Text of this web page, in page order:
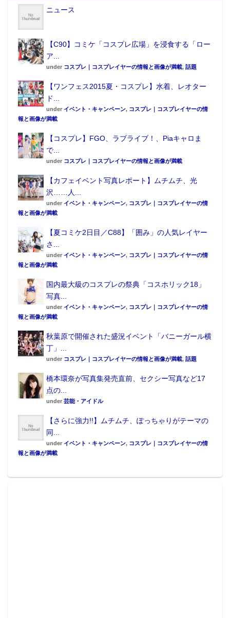
ニュース
【C90】コミケ「コスプレ広場」を浸食する「ロー
ア...
under コスプレ｜コスプレイヤーの情報と画像が満載, 話題
【ワンフェス2015夏・コスプレ】水着、レオター
ド...
under イベント・キャンペーン, コスプレ｜コスプレイヤーの情
報と画像が満載
【コスプレ】FGO、ラブライブ！、Piaキャロま
で...
under コスプレ｜コスプレイヤーの情報と画像が満載
【カフェイベント写真レポート】ムチムチ、光
沢……人...
under イベント・キャンペーン, コスプレ｜コスプレイヤーの情
報と画像が満載
【夏コミケ2日目／C88】「囲み」の人気レイヤー
さ...
under イベント・キャンペーン, コスプレ｜コスプレイヤーの情
報と画像が満載
国内最大級のコスプレの祭典「コスホリック18」
写真...
under イベント・キャンペーン, コスプレ｜コスプレイヤーの情
報と画像が満載
秋葉原で開催された盛況イベント「バニーガール横
丁」...
under コスプレ｜コスプレイヤーの情報と画像が満載, 話題
橋本環奈が写真集発売直前、セクシー写真など17
点の...
under 芸能・アイドル
【さらに強力!!】ムチムチ、ぽっちゃりがテーマの
同...
under イベント・キャンペーン, コスプレ｜コスプレイヤーの情
報と画像が満載